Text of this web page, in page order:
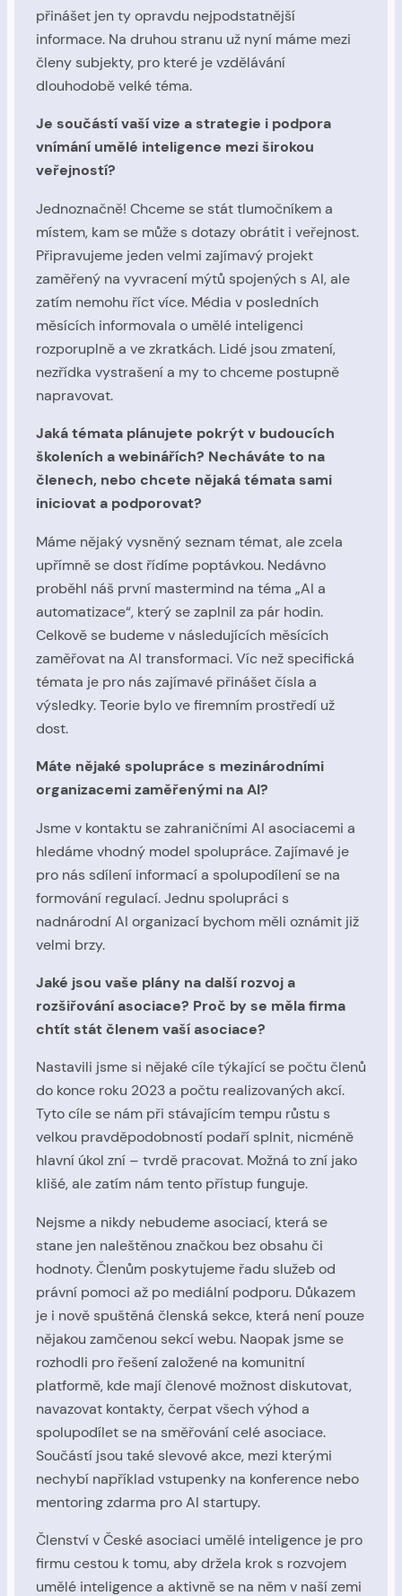
přinášet jen ty opravdu nejpodstatnější
informace. Na druhou stranu už nyní máme mezi
členy subjekty, pro které je vzdělávání
dlouhodobě velké téma.
Je součástí vaší vize a strategie i podpora
vnímání umělé inteligence mezi širokou
veřejností?
Jednoznačně! Chceme se stát tlumočníkem a
místem, kam se může s dotazy obrátit i veřejnost.
Připravujeme jeden velmi zajímavý projekt
zaměřený na vyvracení mýtů spojených s AI, ale
zatím nemohu říct více. Média v posledních
měsících informovala o umělé inteligenci
rozporuplně a ve zkratkách. Lidé jsou zmatení,
nezřídka vystrašení a my to chceme postupně
napravovat.
Jaká témata plánujete pokrýt v budoucích
školeních a webinářích? Necháváte to na
členech, nebo chcete nějaká témata sami
iniciovat a podporovat?
Máme nějaký vysněný seznam témat, ale zcela
upřímně se dost řídíme poptávkou. Nedávno
proběhl náš první mastermind na téma „AI a
automatizace“, který se zaplnil za pár hodin.
Celkově se budeme v následujících měsících
zaměřovat na AI transformaci. Víc než specifická
témata je pro nás zajímavé přinášet čísla a
výsledky. Teorie bylo ve firemním prostředí už
dost.
Máte nějaké spolupráce s mezinárodními
organizacemi zaměřenými na AI?
Jsme v kontaktu se zahraničními AI asociacemi a
hledáme vhodný model spolupráce. Zajímavé je
pro nás sdílení informací a spolupodílení se na
formování regulací. Jednu spolupráci s
nadnárodní AI organizací bychom měli oznámit již
velmi brzy.
Jaké jsou vaše plány na další rozvoj a
rozšiřování asociace? Proč by se měla firma
chtít stát členem vaší asociace?
Nastavili jsme si nějaké cíle týkající se počtu členů
do konce roku 2023 a počtu realizovaných akcí.
Tyto cíle se nám při stávajícím tempu růstu s
velkou pravděpodobností podaří splnit, nicméně
hlavní úkol zní – tvrdě pracovat. Možná to zní jako
klišé, ale zatím nám tento přístup funguje.
Nejsme a nikdy nebudeme asociací, která se
stane jen naleštěnou značkou bez obsahu či
hodnoty. Členům poskytujeme řadu služeb od
právní pomoci až po mediální podporu. Důkazem
je i nově spuštěná členská sekce, která není pouze
nějakou zamčenou sekcí webu. Naopak jsme se
rozhodli pro řešení založené na komunitní
platformě, kde mají členové možnost diskutovat,
navazovat kontakty, čerpat všech výhod a
spolupodílet se na směřování celé asociace.
Součástí jsou také slevové akce, mezi kterými
nechybí například vstupenky na konference nebo
mentoring zdarma pro AI startupy.
Členství v České asociaci umělé inteligence je pro
firmu cestou k tomu, aby držela krok s rozvojem
umělé inteligence a aktivně se na něm v naší zemi